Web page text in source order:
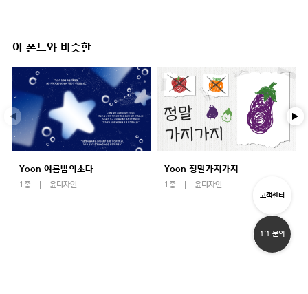
이 폰트와 비슷한
Yoon 여름밤의소다
1종 윤디자인
Yoon 정말가지가지
1종 윤디자인
고객센터
1:1 문의